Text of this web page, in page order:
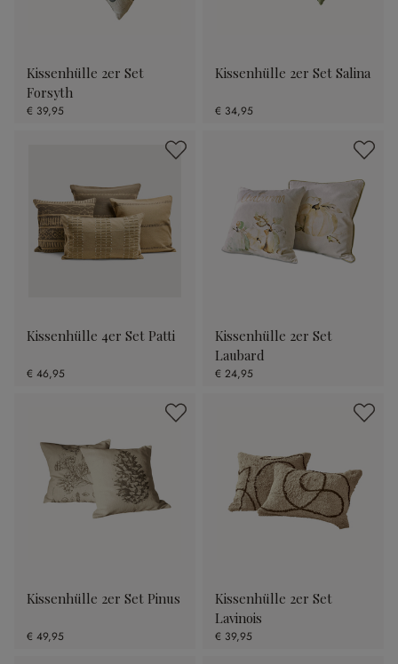
Kissenhülle 2er Set
Forsyth
€ 39,95
Kissenhülle 2er Set Salina
€ 34,95
Kissenhülle 4er Set Patti
€ 46,95
Kissenhülle 2er Set
Laubard
€ 24,95
Kissenhülle 2er Set Pinus
€ 49,95
Kissenhülle 2er Set
Lavinois
€ 39,95